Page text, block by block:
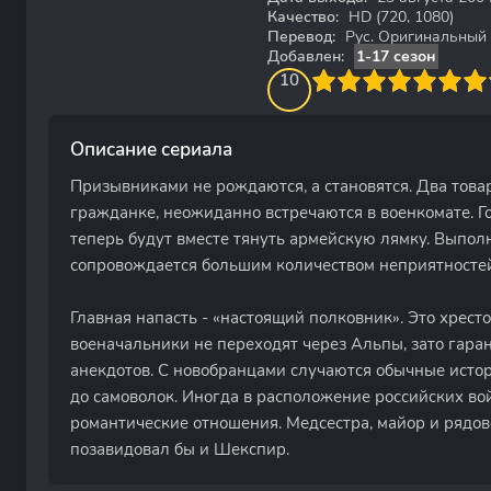
Качество: HD (720, 1080)
Перевод: Рус. Оригинальный
Добавлен:
1-17 сезон
10
4 5 6 7 8 9 10
Описание сериала
Призывниками не рождаются, а становятся. Два
гражданке, неожиданно встречаются в военкомате.
теперь будут вместе тянуть армейскую лямку.
сопровождается большим количеством
Главная напасть - «настоящий полковник». Это
военачальники не переходят через Альпы, зато
анекдотов. С новобранцами случаются обычные
до самоволок. Иногда в расположение российских
романтические отношения. Медсестра, майор и
позавидовал бы и Шекспир.